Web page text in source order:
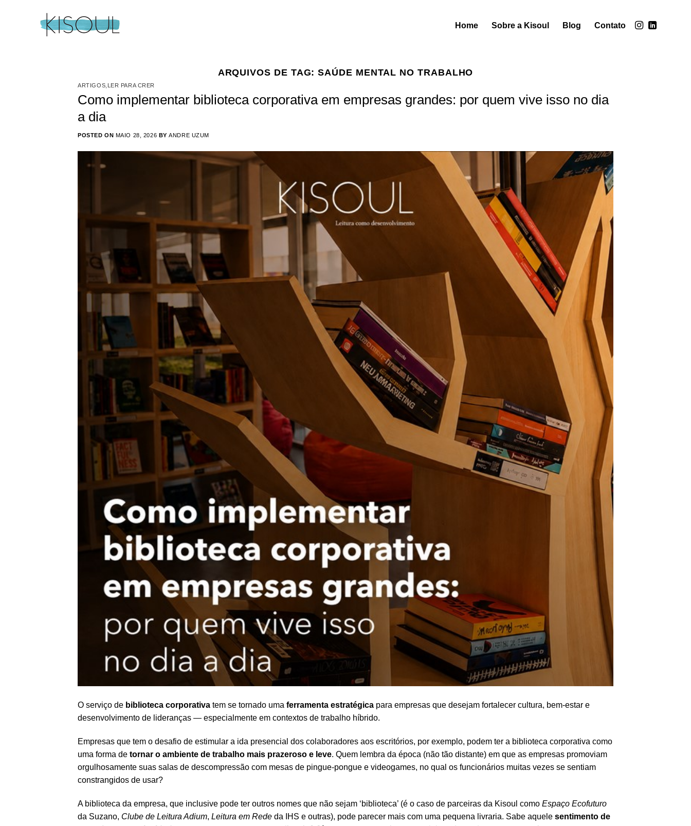
Home Sobre a Kisoul Blog Contato
ARQUIVOS DE TAG:SAÚDE MENTAL NO TRABALHO
ARTIGOS LER PARA CRER
Como implementar biblioteca corporativa em empresas grandes: por quem vive isso no dia
a dia
POSTED ON MAIO 28, 2026 BYANDRE UZUM
O serviço de biblioteca corporativa tem se tornado umaferramenta estratégica para empresas que desejam fortalecer cultura, bem-estar e
desenvolvimento de lideranças — especialmente em contextos de trabalho híbrido.
Empresas que tem o desafio de estimular a ida presencial dos colaboradores aos escritórios, por exemplo, podem ter a biblioteca corporativa como
uma forma detornar o ambiente de trabalho mais prazeroso e leve. Quem lembra da época (não tão distante) em que as empresas promoviam
orgulhosamente suas salas de descompressão com mesas de pingue-pongue e videogames, no qual os funcionários muitas vezes se sentiam
constrangidos de usar?
A biblioteca da empresa, que inclusive pode ter outros nomes que não sejam ‘biblioteca’ (é o caso de parceiras da Kisoul comoEspaço Ecofuturo
da Suzano, Clube de Leitura Adium,Leitura em Rede da IHS e outras), pode parecer mais com uma pequena livraria. Sabe aquelesentimento de